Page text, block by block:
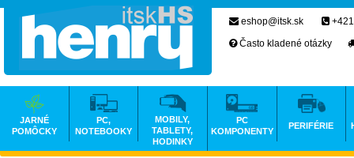
eshop@itsk.sk
Často kladené otázky
JARNÉ
POMÔCKY
PC,
NOTEBOOKY
MOBILY,
TABLETY,
HODINKY
PC
KOMPONENTY
PERIFÉRIE